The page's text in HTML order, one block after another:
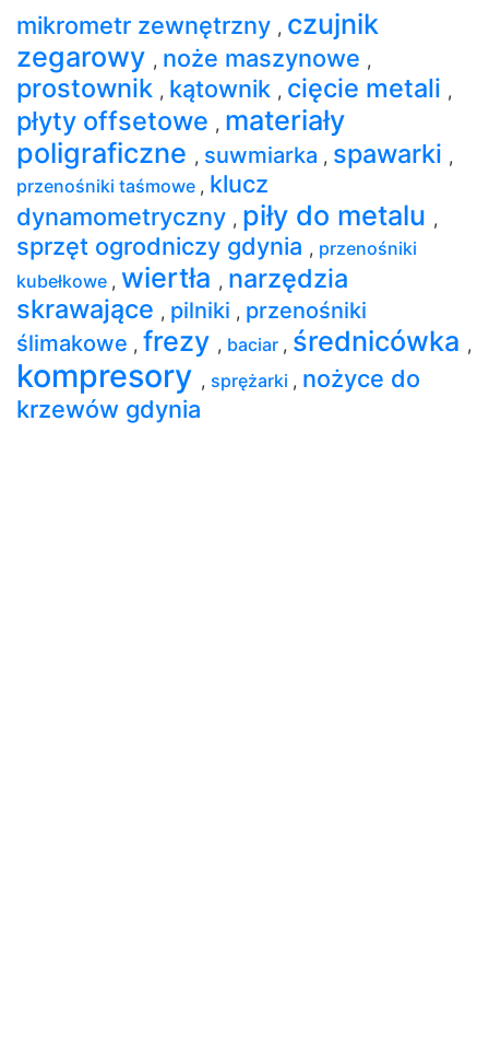
mikrometr zewnętrzny , czujnik
zegarowy , noże maszynowe ,
prostownik , kątownik , cięcie metali ,
płyty offsetowe , materiały
poligraficzne , suwmiarka , spawarki ,
przenośniki taśmowe , klucz
dynamometryczny , piły do metalu ,
sprzęt ogrodniczy gdynia , przenośniki
kubełkowe , wiertła , narzędzia
skrawające , pilniki , przenośniki
ślimakowe , frezy , baciar , średnicówka ,
kompresory , sprężarki , nożyce do
krzewów gdynia